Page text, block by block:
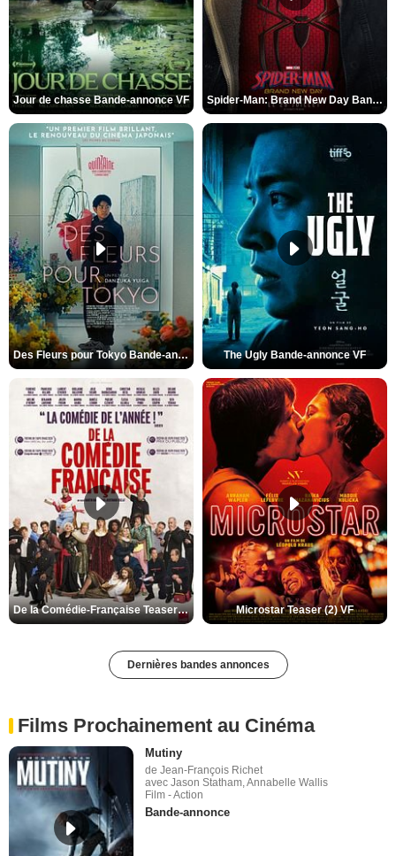
Jour de chasse Bande-annonce VF Spider-Man: Brand New Day Bande-annonce (3) VO STFR
Des Fleurs pour Tokyo Bande-annonce VO STFR The Ugly Bande-annonce VF
De la Comédie-Française Teaser (3) VF Microstar Teaser (2) VF
Dernières bandes annonces
Films Prochainement au Cinéma
Mutiny
de Jean-François Richet
avec Jason Statham, Annabelle Wallis
Film - Action
Bande-annonce